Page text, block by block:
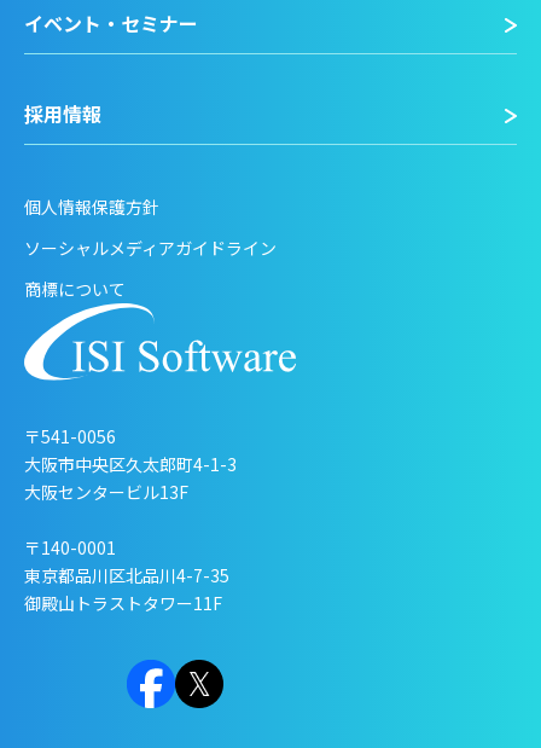
〒541-0056
大阪市中央区久太郎町4-1-3
大阪センタービル13F
〒140-0001
東京都品川区北品川4-7-35
御殿山トラストタワー11F
イベント・セミナー
採用情報
個人情報保護方針
ソーシャルメディアガイドライン
商標について